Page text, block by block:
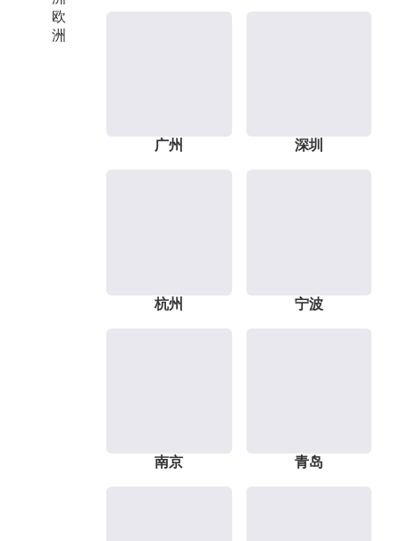
欧
洲
广州 深圳
杭州 宁波
南京 青岛